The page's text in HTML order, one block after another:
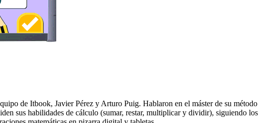
de Itbook, Javier Pérez y Arturo Puig. Hablaron en el máster de su método
sus habilidades de cálculo (sumar, restar, multiplicar y dividir), siguiendo los